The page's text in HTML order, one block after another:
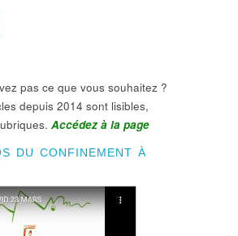
pas ce que vous souhaitez ?
depuis 2014 sont lisibles,
Accédez à la page
DU CONFINEMENT À